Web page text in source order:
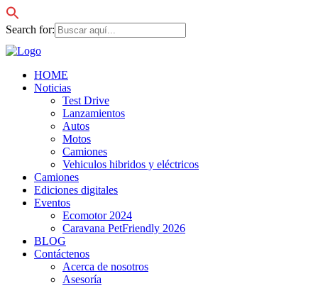
Search for:
HOME
Noticias
Test Drive
Lanzamientos
Autos
Motos
Camiones
Vehiculos hibridos y eléctricos
Camiones
Ediciones digitales
Eventos
Ecomotor 2024
Caravana PetFriendly 2026
BLOG
Contáctenos
Acerca de nosotros
Asesoría